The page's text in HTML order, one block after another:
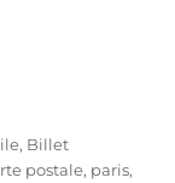
, Billet
postale, paris,